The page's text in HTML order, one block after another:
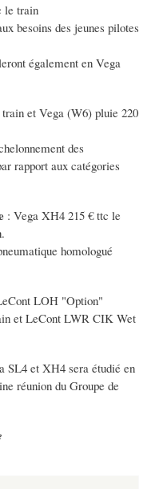
le train
besoins des jeunes pilotes
également en Vega
et Vega (W6) pluie 220
des
rapport aux catégories
: Vega XH4 215 € ttc le
homologué
LOH "Option"
et LeCont LWR CIK Wet
SL4 et XH4 sera étudié en
réunion du Groupe de